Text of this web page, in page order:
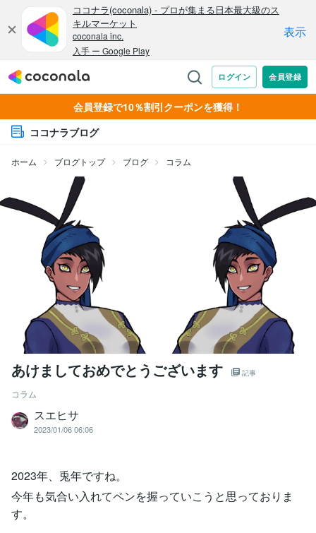
会員登録で10％割引クーポンを獲得！
ココナラブログ
ホーム ブログトップ ブログ コラム
あけましておめでとうございます 記事
コラム
スエヒサ
2023/01/06 06:06
2023年、兎年ですね。
今年も気合い入れてペンを握っていこうと思っておりま
す。